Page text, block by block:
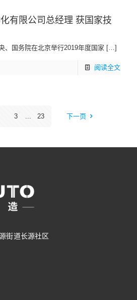
有限公司总经理 获国家技
、国务院在北京举行2019年度国家 […]
阅读全文
3 ... 23 下一页
街道长源社区